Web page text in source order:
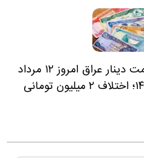
قیمت دینار عراق امروز ۱۲ مرداد
۱۴۰۵؛ اختلاف ۲ میلیون تومانی